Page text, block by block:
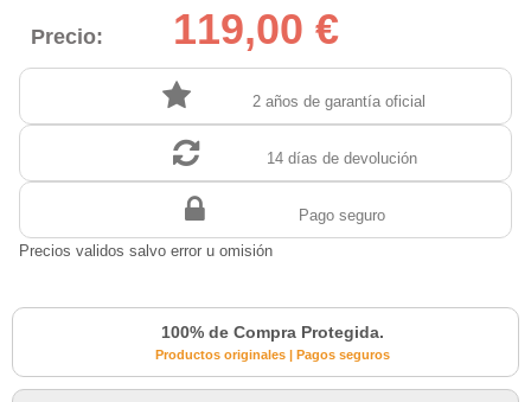
Precio: 119,00 €
2 años de garantía oficial
14 días de devolución
Pago seguro
Precios validos salvo error u omisión
100% de Compra Protegida.
Productos originales | Pagos seguros